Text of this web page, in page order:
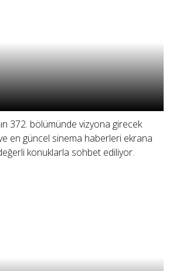
372. bölümünde vizyona girecek
en güncel sinema haberleri ekrana
konuklarla sohbet ediliyor.